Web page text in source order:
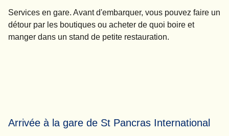
Services en gare. Avant d'embarquer, vous pouvez faire un
détour par les boutiques ou acheter de quoi boire et
manger dans un stand de petite restauration.
Arrivée à la gare de St Pancras International